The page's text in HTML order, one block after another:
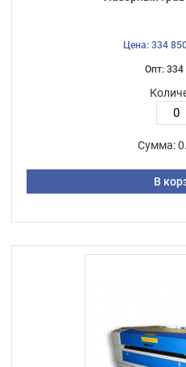
Цена: 334
Опт:
Сумма:
В